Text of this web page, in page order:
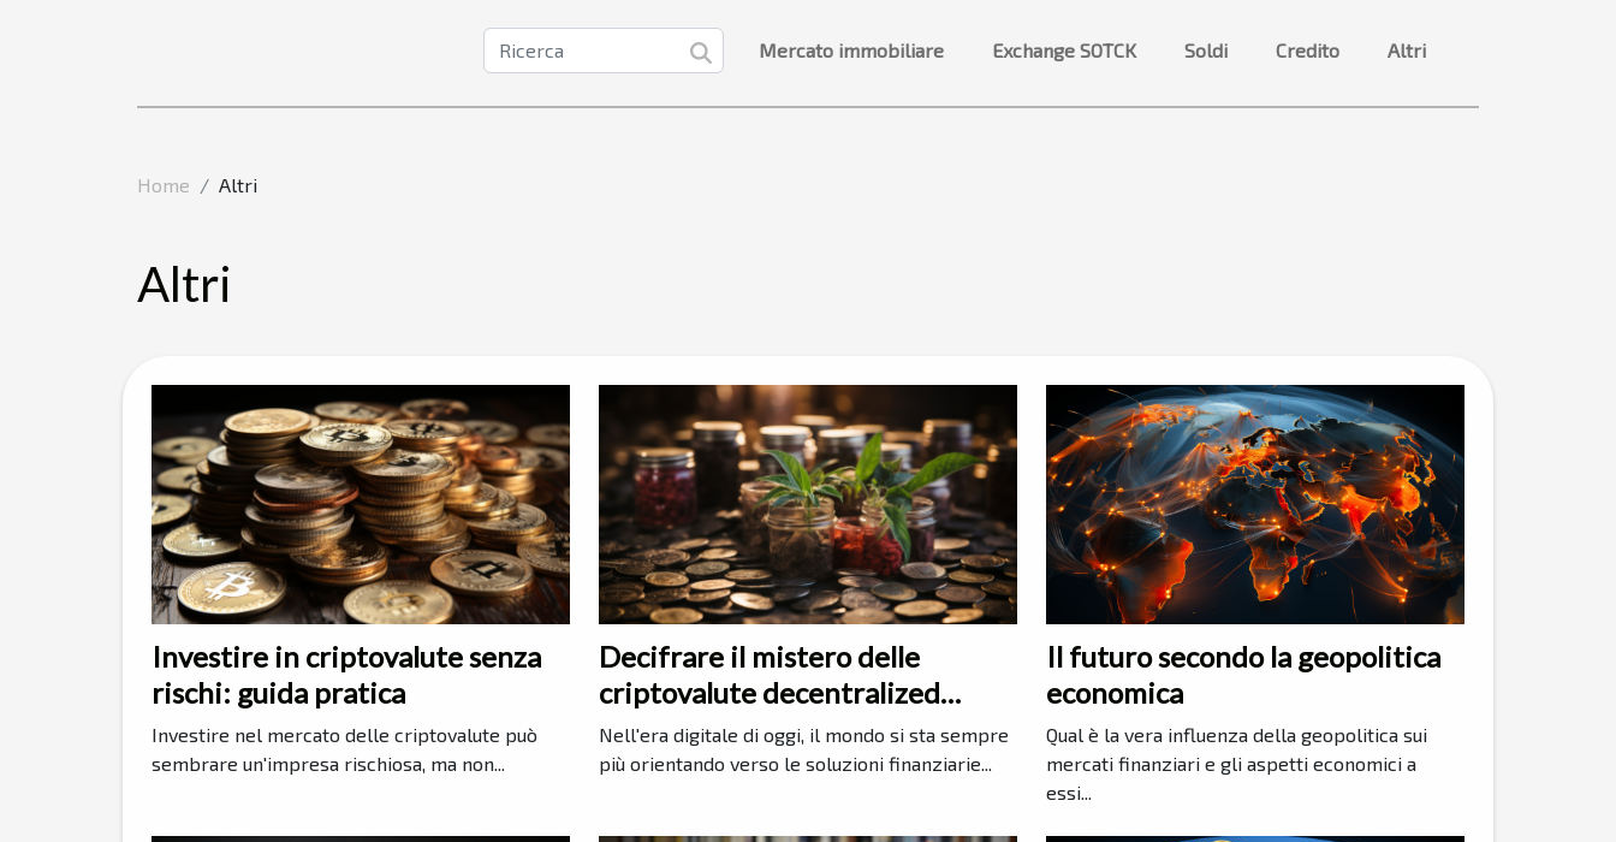
Mercato immobiliare Exchange SOTCK Soldi Credito Altri
Home Altri
Altri
Investire in criptovalute senza
rischi: guida pratica
Investire nel mercato delle criptovalute può
sembrare un'impresa rischiosa, ma non...
Decifrare il mistero delle
criptovalute decentralized
finance
Nell'era digitale di oggi, il mondo si sta sempre
più orientando verso le soluzioni finanziarie...
Il futuro secondo la geopolitica
economica
Qual è la vera influenza della geopolitica sui
mercati finanziari e gli aspetti economici a
essi...